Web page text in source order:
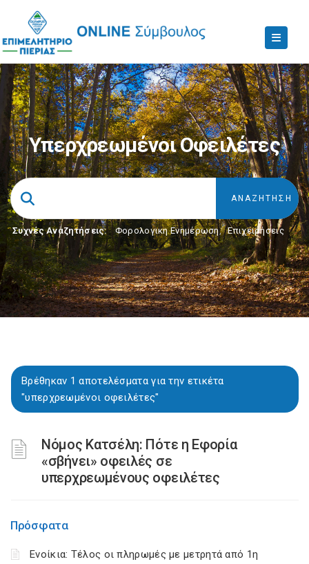
Υπερχρεωμένοι Οφειλέτες
Συχνές Αναζητήσεις: Φορολογικη Ενημέρωση, Επιχειρήσεις
Βρέθηκαν 1 αποτελέσματα για την ετικέτα
"υπερχρεωμένοι οφειλέτες"
Νόμος Κατσέλη: Πότε η Εφορία
«σβήνει» οφειλές σε
υπερχρεωμένους οφειλέτες
Πρόσφατα
Ενοίκια: Τέλος οι πληρωμές με μετρητά από 1η